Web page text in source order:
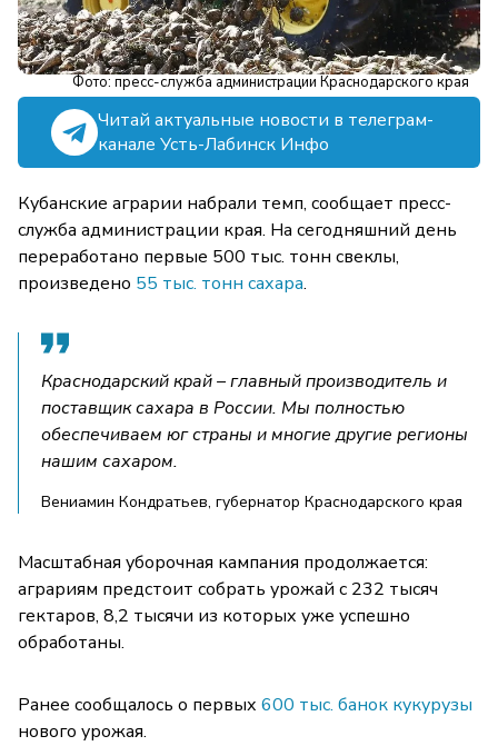
Фото: пресс-служба администрации Краснодарского края
Читай актуальные новости в телеграм-
канале Усть-Лабинск Инфо
Кубанские аграрии набрали темп, сообщает пресс-
служба администрации края. На сегодняшний день
переработано первые 500 тыс. тонн свеклы,
произведено 55 тыс. тонн сахара.
Краснодарский край – главный производитель и
поставщик сахара в России. Мы полностью
обеспечиваем юг страны и многие другие регионы
нашим сахаром.
Вениамин Кондратьев, губернатор Краснодарского края
Масштабная уборочная кампания продолжается:
аграриям предстоит собрать урожай с 232 тысяч
гектаров, 8,2 тысячи из которых уже успешно
обработаны.
Ранее сообщалось о первых 600 тыс. банок кукурузы
нового урожая.